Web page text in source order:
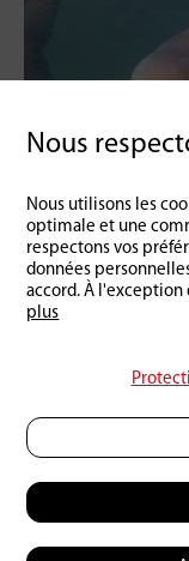
Schweiz
N'entrez
Nous
Nous utilisons les
optimale et une
respectons vos
données
accord. À l'exception
plus